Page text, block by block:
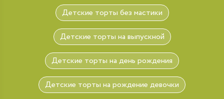
Детские торты без мастики
Детские торты на выпускной
Детские торты на день рождения
Детские торты на рождение девочки